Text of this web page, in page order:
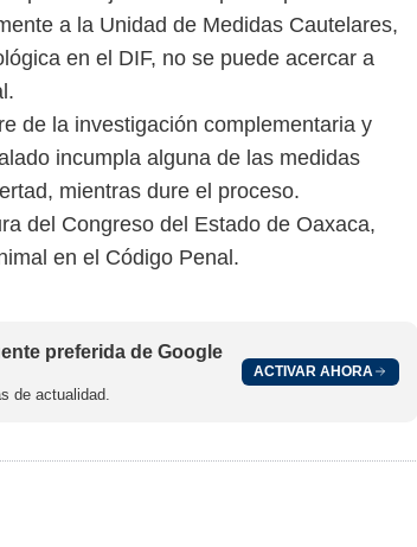
a la Unidad de Medidas Cautelares,
en el DIF, no se puede acercar a
de la investigación complementaria y
incumpla alguna de las medidas
mientras dure el proceso.
del Congreso del Estado de Oaxaca,
en el Código Penal.
preferida de Google
de actualidad.
ACTIVAR AHORA